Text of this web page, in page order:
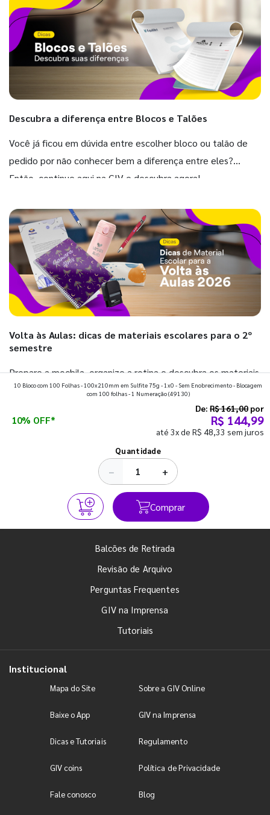
Descubra a diferença entre Blocos e Talões
Você já ficou em dúvida entre escolher bloco ou talão de
pedido por não conhecer bem a diferença entre eles?
Então, continue aqui na GIV e descubra agora!
Volta às Aulas: dicas de materiais escolares para o 2º
semestre
Prepare a mochila, organize a rotina e descubra os materiais
que fazem toda diferença para começar o segundo
10 Bloco com 100 Folhas - 100x210mm em Sulfite 75g - 1x0 - Sem Enobrecimento - Blocagem
com 100 folhas - 1 Numeração(49130)
10% OFF*
De: R$ 161,00 por
R$ 144,99
até 3x de R$ 48,33 sem juros
Quantidade
− +
Comprar
Balcões de Retirada
Revisão de Arquivo
Perguntas Frequentes
GIV na Imprensa
Tutoriais
Institucional
Mapa do Site Sobre a GIV Online
Baixe o App GIV na Imprensa
Dicas e Tutoriais Regulamento
GIV coins Política de Privacidade
Fale conosco Blog